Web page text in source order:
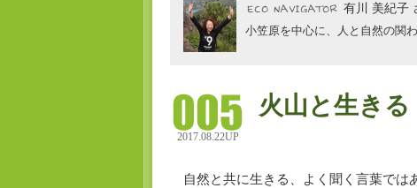
有川 美紀子
小笠原を中心に、人と自然の関
2017.08.22UP
火山と生き
自然と共に生きる、よく聞く言葉では